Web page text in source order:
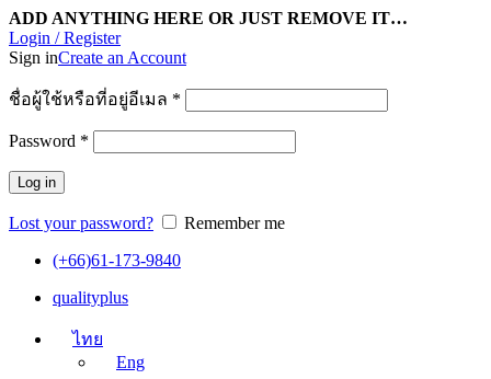
ADD ANYTHING HERE OR JUST REMOVE IT…
Login / Register
Sign inCreate an Account
ชื่อผู้ใช้หรือที่อยู่อีเมล *
Password *
Log in
Lost your password?
Remember me
(+66)61-173-9840
qualityplus
ไทย
Eng